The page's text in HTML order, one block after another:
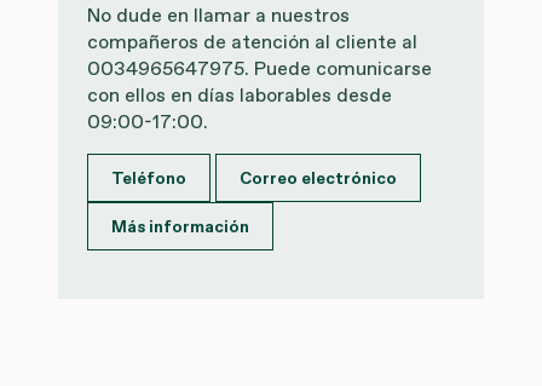
No dude en llamar a nuestros
compañeros de atención al cliente al
0034965647975. Puede comunicarse
con ellos en días laborables desde
09:00-17:00.
Teléfono
Correo electrónico
Más información